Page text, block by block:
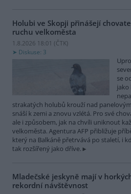
Holubi ve Skopji přinášejí
ruchu velkoměsta
1.8.2026 18:01 (ČTK)
Diskuse: 3
se
jako
strakatých holubů krouží nad
snáší k zemi a znovu vzlétá. Pro své
ale i způsobem, jak na chvíli uniknout
velkoměsta. Agentura AFP přibližuje
který na Balkáně přetrvává po staletí, i
tak rozšířený jako dříve.
Mladečské jeskyně mají v
rekordní návštěvnost